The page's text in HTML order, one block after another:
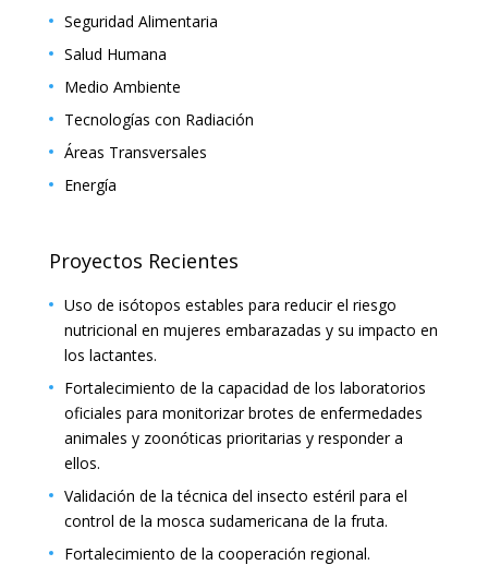
Seguridad Alimentaria
Salud Humana
Medio Ambiente
Tecnologías con Radiación
Áreas Transversales
Energía
Proyectos Recientes
Uso de isótopos estables para reducir el riesgo
nutricional en mujeres embarazadas y su impacto en
los lactantes.
Fortalecimiento de la capacidad de los laboratorios
oficiales para monitorizar brotes de enfermedades
animales y zoonóticas prioritarias y responder a
ellos.
Validación de la técnica del insecto estéril para el
control de la mosca sudamericana de la fruta.
Fortalecimiento de la cooperación regional.